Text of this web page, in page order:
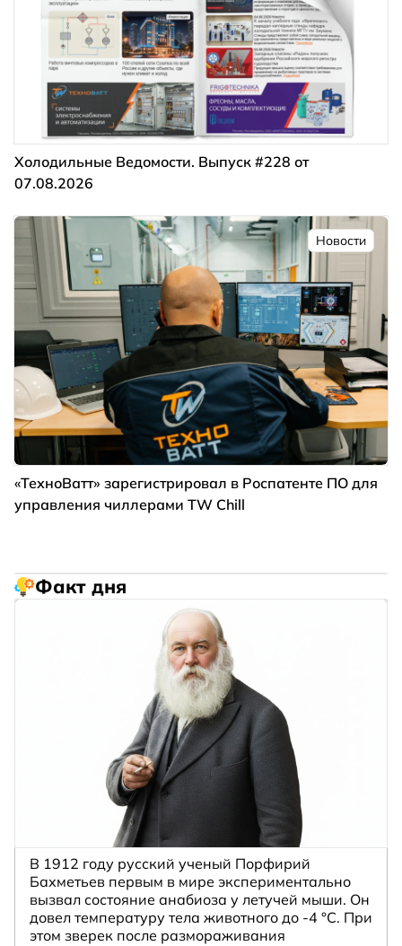
Холодильные Ведомости. Выпуск #228 от
07.08.2026
Новости
«ТехноВатт» зарегистрировал в Роспатенте ПО для
управления чиллерами TW Chill
Факт дня
В 1912 году русский ученый Порфирий
Бахметьев первым в мире экспериментально
вызвал состояние анабиоза у летучей мыши. Он
довел температуру тела животного до -4 °C. При
этом зверек после размораживания